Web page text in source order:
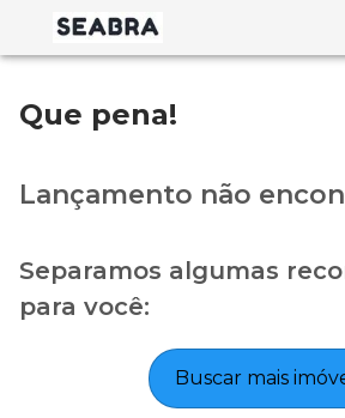
Que pena!
Lançamento não
Separamos algumas
para você:
Buscar mais